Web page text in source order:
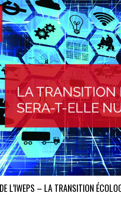
L’IWEPS – LA TRANSITION